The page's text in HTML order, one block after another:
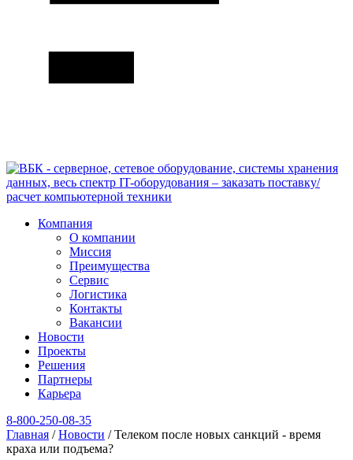
Компания
О компании
Миссия
Преимущества
Сервис
Логистика
Контакты
Вакансии
Новости
Проекты
Решения
Партнеры
Карьера
8‑800‑250‑08‑35
Главная /Новости /Телеком после новых санкций - время
краха или подъема?